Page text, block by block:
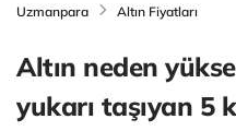
Uzmanpara Altın Fiyatları
Altın neden
yukarı taşıyan 5